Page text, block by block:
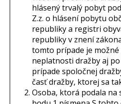
hlásený trvalý pobyt
Z.z. o hlásení pobytu
republiky a registri
republiky v znení
tomto prípade je možné
neplatnosti dražby aj
prípade spoločnej
časť dražby, ktorej sa
Osoba, ktorá podala na